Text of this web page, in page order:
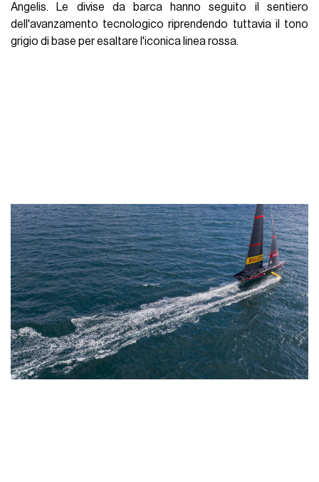
Angelis. Le divise da barca hanno seguito il sentiero
dell'avanzamento tecnologico riprendendo tuttavia il tono
grigio di base per esaltare l'iconica linea rossa.